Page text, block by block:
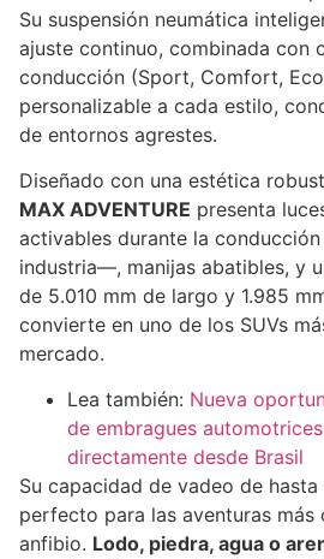
Su suspensión neumática
ajuste continuo, combinada con
conducción (Sport, Comfort,
personalizable a cada estilo,
de entornos agrestes.
Diseñado con una estética
MAX ADVENTURE presenta
activables durante la
industria—, manijas abatibles, y
de 5.010 mm de largo y 1.985
convierte en uno de los SUVs
mercado.
Lea también: Nueva
de embragues
directamente desde Brasil
Su capacidad de vadeo de
perfecto para las aventuras más
anfibio. Lodo, piedra, agua o